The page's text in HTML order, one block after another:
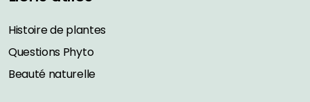
Histoire de plantes
Questions Phyto
Beauté naturelle